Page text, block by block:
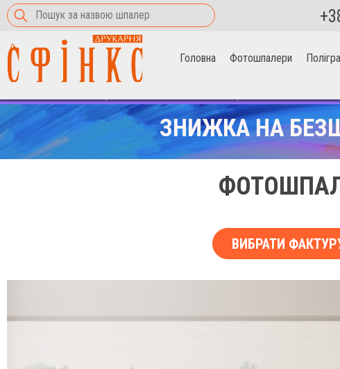
Головна Фотошпалери
ЗНИЖКА НА
ВИБРАТИ